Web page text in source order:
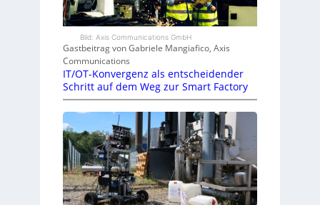
Bild: Axis Communications GmbH
Gastbeitrag von Gabriele Mangiafico, Axis
Communications
IT/OT-Konvergenz als entscheidender
Schritt auf dem Weg zur Smart Factory